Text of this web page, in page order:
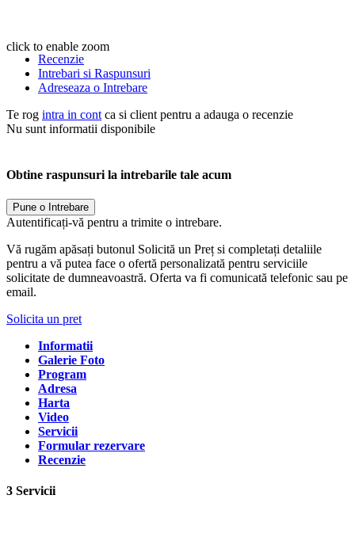
click to enable zoom
Recenzie
Intrebari si Raspunsuri
Adreseaza o Intrebare
Te rog intra in cont ca si client pentru a adauga o recenzie
Nu sunt informatii disponibile
Obtine raspunsuri la intrebarile tale acum
Pune o Intrebare
Autentificați-vă pentru a trimite o intrebare.
Vă rugăm apăsați butonul Solicită un Preț si completați detaliile
pentru a vă putea face o ofertă personalizată pentru serviciile
solicitate de dumneavoastră. Oferta va fi comunicată telefonic sau pe
email.
Solicita un pret
Informatii
Galerie Foto
Program
Adresa
Harta
Video
Servicii
Formular rezervare
Recenzie
3 Servicii